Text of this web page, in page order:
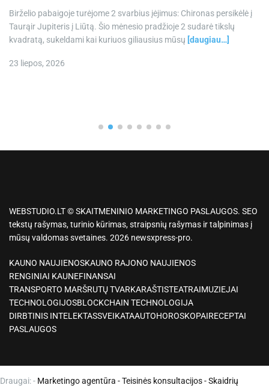
Birželio pabaigoje turėjome 2 svarbius įėjimus: Chironas persikėlė į
Taurąir Jupiteris į Liūtą. Šio mėnesio pradžioje 2 sudarė tikslų
kvadratą, sukeldami kai kuriuos giliausius mūsų [daugiau…]
23 liepos, 2026
WEBSTUDIO.LT © SKAITMENINIO MARKETINGO PASLAUGOS. SEO
tekstų rašymas, turinio kūrimas, straipsnių rašymas ir talpinimas į
mūsų valdomas svetaines. 2026 newsxpress-pro.
KAUNO NAUJIENOSKAUNO RAJONO NAUJIENOS
RENGINIAI KAUNEFINANSAI
TRANSPORTO MARŠRUTŲ TVARKARAŠTISTEATRAIMUZIEJAI
TECHNOLOGIJOSBLOCKCHAIN TECHNOLOGIJA
DIRBTINIS INTELEKTASSVEIKATAAUTOHOROSKOPAIRECEPTAI
PASLAUGOS
Draugai: - Marketingo agentūra -Teisinės konsultacijos-Skaidrių